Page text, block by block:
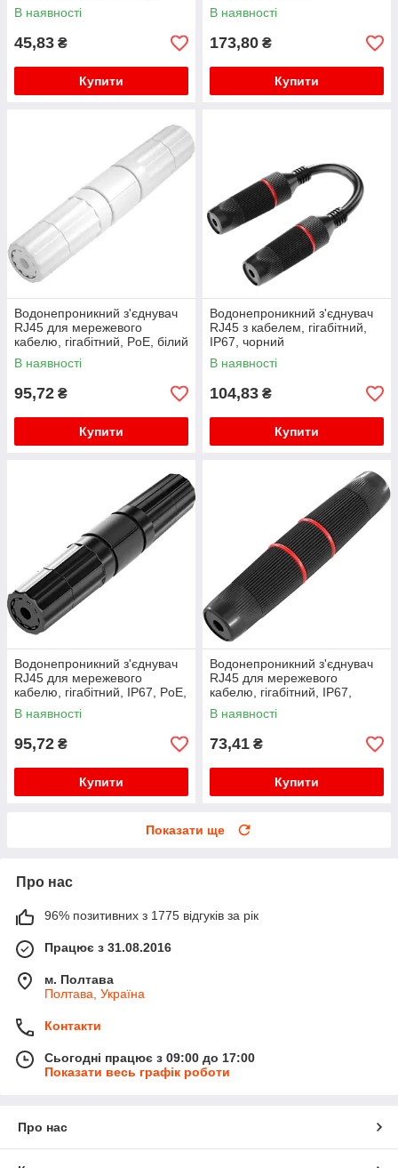
В наявності
45,83 ₴
Купити
В наявності
173,80 ₴
Купити
Водонепроникний з'єднувач
RJ45 для мережевого
кабелю, гігабітний, PoE, білий
В наявності
95,72 ₴
Купити
Водонепроникний з'єднувач
RJ45 з кабелем, гігабітний,
IP67, чорний
В наявності
104,83 ₴
Купити
Водонепроникний з'єднувач
RJ45 для мережевого
кабелю, гігабітний, IP67, PoE,
чорний
В наявності
95,72 ₴
Купити
Водонепроникний з'єднувач
RJ45 для мережевого
кабелю, гігабітний, IP67,
чорний, WDT-IP67ZT/B
В наявності
73,41 ₴
Купити
Показати ще
Про нас
96% позитивних з 1775 відгуків за рік
Працює з 31.08.2016
м. Полтава
Полтава, Україна
Контакти
Сьогодні працює з 09:00 до 17:00
Показати весь графік роботи
Про нас